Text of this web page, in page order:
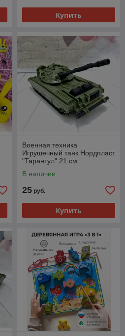
Купить
Военная техника
Игрушечный танк Нордпласт
"Тарантул" 21 см
В наличии
25 руб.
Купить